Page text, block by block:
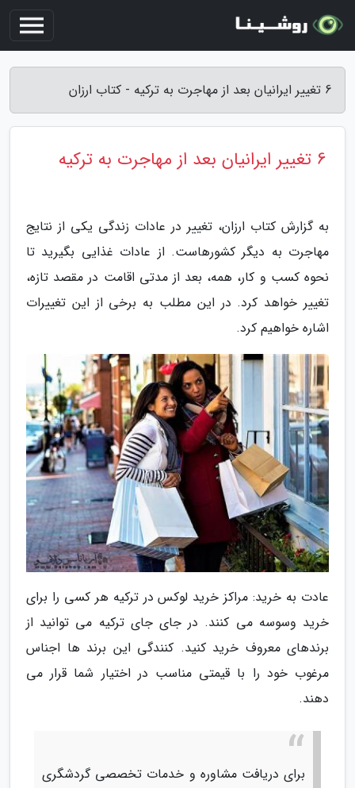
6 تغییر ایرانیان بعد از مهاجرت به ترکیه - کتاب ارزان
6 تغییر ایرانیان بعد از مهاجرت به ترکیه
به گزارش کتاب ارزان، تغییر در عادات زندگی یکی از نتایج
مهاجرت به دیگر کشورهاست. از عادات غذایی بگیرید تا
نحوه کسب و کار، همه، بعد از مدتی اقامت در مقصد تازه،
تغییر خواهد کرد. در این مطلب به برخی از این تغییرات
اشاره خواهیم کرد.
عادت به خرید: مراکز خرید لوکس در ترکیه هر کسی را برای
خرید وسوسه می کنند. در جای جای ترکیه می توانید از
برندهای معروف خرید کنید. کنندگی این برند ها اجناس
مرغوب خود را با قیمتی مناسب در اختیار شما قرار می
دهند.
برای دریافت مشاوره و خدمات تخصصی گردشگری